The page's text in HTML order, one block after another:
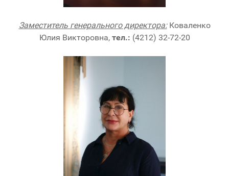
Заместитель генерального директора:Коваленко
Юлия Викторовна, тел.: (4212) 32-72-20